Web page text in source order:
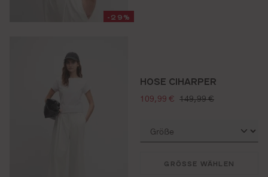
-29%
HOSE CIHARPER
verkaufspreis:
109,99 € regulärer preis:
149,99 €
GRÖSSE WÄHLEN